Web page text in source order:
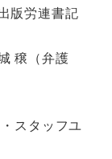
労連書記
穣（弁護
スタッフユ